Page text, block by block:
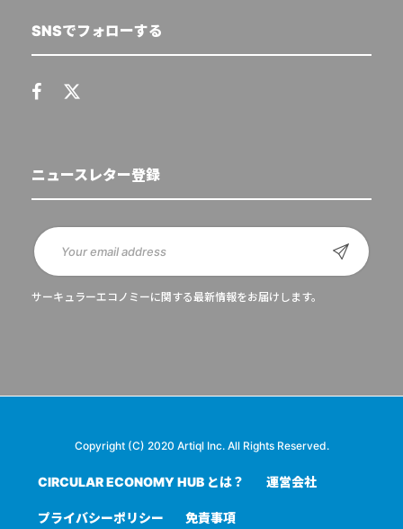
SNSでフォローする
ニュースレター登録
サーキュラーエコノミーに関する最新情報をお届けします。
Copyright (C) 2020 Artiql Inc. All Rights Reserved.
CIRCULAR ECONOMY HUB とは？ 運営会社
プライバシーポリシー 免責事項